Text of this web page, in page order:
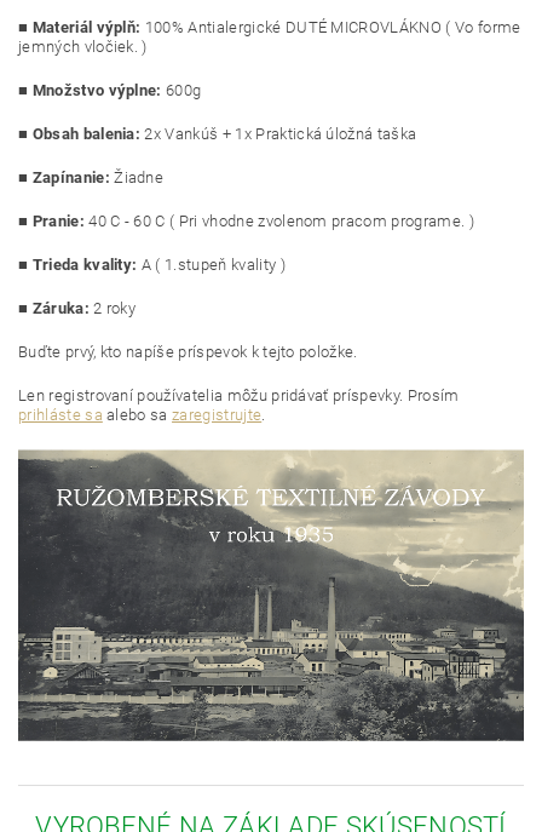
■ Materiál výplň: 100% Antialergické DUTÉ MICROVLÁKNO ( Vo forme
jemných vločiek. )
■ Množstvo výplne: 600g
■ Obsah balenia: 2x Vankúš + 1x Praktická úložná taška
■ Zapínanie: Žiadne
■ Pranie: 40 C - 60 C ( Pri vhodne zvolenom pracom programe. )
■ Trieda kvality: A ( 1.stupeň kvality )
■ Záruka: 2 roky
Buďte prvý, kto napíše príspevok k tejto položke.
Len registrovaní používatelia môžu pridávať príspevky. Prosím
prihláste sa alebo sazaregistrujte.